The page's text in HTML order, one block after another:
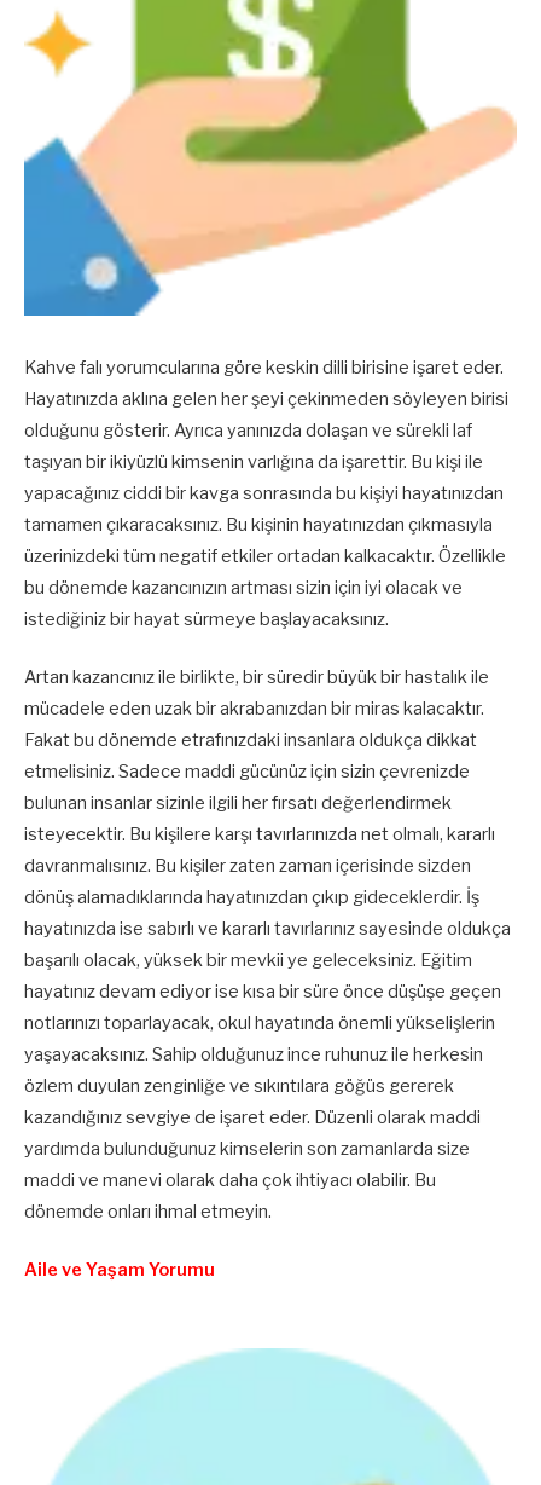
Kahve falı yorumcularına göre keskin dilli birisine işaret eder.
Hayatınızda aklına gelen her şeyi çekinmeden söyleyen birisi
olduğunu gösterir. Ayrıca yanınızda dolaşan ve sürekli laf
taşıyan bir ikiyüzlü kimsenin varlığına da işarettir. Bu kişi ile
yapacağınız ciddi bir kavga sonrasında bu kişiyi hayatınızdan
tamamen çıkaracaksınız. Bu kişinin hayatınızdan çıkmasıyla
üzerinizdeki tüm negatif etkiler ortadan kalkacaktır. Özellikle
bu dönemde kazancınızın artması sizin için iyi olacak ve
istediğiniz bir hayat sürmeye başlayacaksınız.
Artan kazancınız ile birlikte, bir süredir büyük bir hastalık ile
mücadele eden uzak bir akrabanızdan bir miras kalacaktır.
Fakat bu dönemde etrafınızdaki insanlara oldukça dikkat
etmelisiniz. Sadece maddi gücünüz için sizin çevrenizde
bulunan insanlar sizinle ilgili her fırsatı değerlendirmek
isteyecektir. Bu kişilere karşı tavırlarınızda net olmalı, kararlı
davranmalısınız. Bu kişiler zaten zaman içerisinde sizden
dönüş alamadıklarında hayatınızdan çıkıp gideceklerdir. İş
hayatınızda ise sabırlı ve kararlı tavırlarınız sayesinde oldukça
başarılı olacak, yüksek bir mevkii ye geleceksiniz. Eğitim
hayatınız devam ediyor ise kısa bir süre önce düşüşe geçen
notlarınızı toparlayacak, okul hayatında önemli yükselişlerin
yaşayacaksınız. Sahip olduğunuz ince ruhunuz ile herkesin
özlem duyulan zenginliğe ve sıkıntılara göğüs gererek
kazandığınız sevgiye de işaret eder. Düzenli olarak maddi
yardımda bulunduğunuz kimselerin son zamanlarda size
maddi ve manevi olarak daha çok ihtiyacı olabilir. Bu
dönemde onları ihmal etmeyin.
Aile ve Yaşam Yorumu